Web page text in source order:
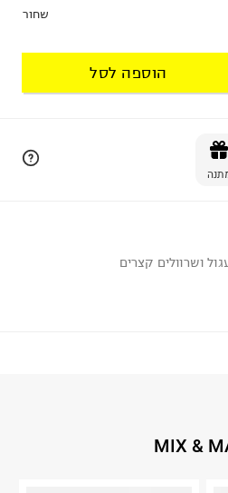
שחור
הוספה לסל
ושרוולים קצרים
MIX &